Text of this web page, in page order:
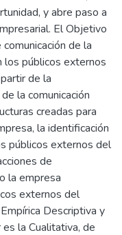
y abre paso a
El Objetivo
de la
los públicos externos
de la
la comunicación
creadas para
la identificación
públicos externos del
de
la empresa
externos del
Descriptiva y
la Cualitativa, de